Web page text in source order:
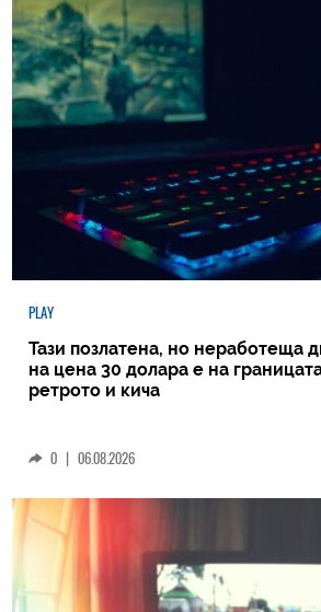
PLAY
Тази позлатена, но неработеща
на цена 30 долара е на
ретрото и кича
0 | 06.08.2026